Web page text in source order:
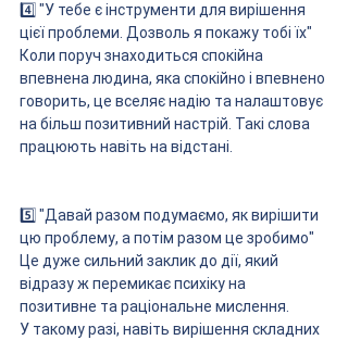
4️⃣ "У тебе є інструменти для вирішення
цієї проблеми. Дозволь я покажу тобі їх"
Коли поруч знаходиться спокійна
впевнена людина, яка спокійно і впевнено
говорить, це вселяє надію та налаштовує
на більш позитивний настрій. Такі слова
працюють навіть на відстані.
5️⃣ "Давай разом подумаємо, як вирішити
цю проблему, а потім разом це зробимо"
Це дуже сильний заклик до дії, який
відразу ж перемикає психіку на
позитивне та раціональне мислення.
У такому разі, навіть вирішення складних